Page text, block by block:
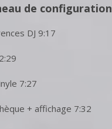
de configuration
DJ 9:17
7:27
+ affichage 7:32